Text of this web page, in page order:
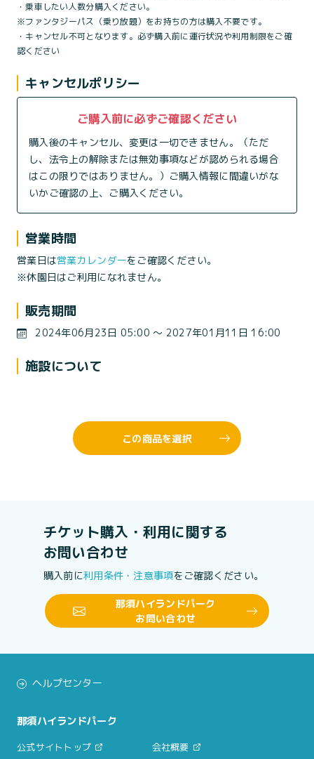
・乗車したい人数分購入ください。
※ファンタジーパス（乗り放題）をお持ちの方は購入不要です。
・キャンセル不可となります。必ず購入前に運行状況や利用制限をご確
認ください
キャンセルポリシー
ご購入前に必ずご確認ください
購入後のキャンセル、変更は一切できません。（ただ
し、法令上の解除または無効事項などが認められる場合
はこの限りではありません。）ご購入情報に間違いがな
いかご確認の上、ご購入ください。
営業時間
営業日は営業カレンダーをご確認ください。
※休園日はご利用になれません。
販売期間
2024年06月23日 05:00 〜 2027年01月11日 16:00
施設について
この商品を選択
チケット購入・利用に関する
お問い合わせ
購入前に利用条件・注意事項をご確認ください。
那須ハイランドパーク
お問い合わせ
ヘルプセンター
那須ハイランドパーク
公式サイトトップ 会社概要